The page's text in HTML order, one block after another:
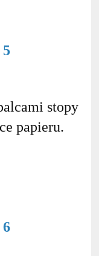
stopy
papieru.